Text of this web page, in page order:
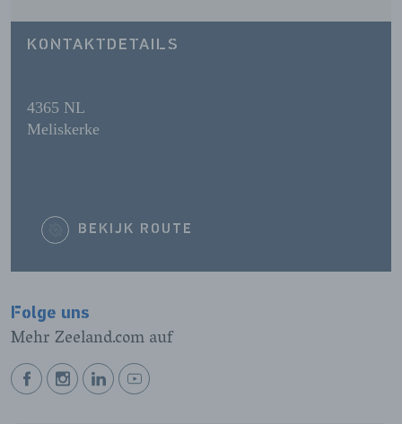
KONTAKTDETAILS
4365 NL
Meliskerke
BEKIJK ROUTE
Folge uns
Mehr Zeeland.com auf
BEKIJKBEKIJKBEKIJKBEKIJK